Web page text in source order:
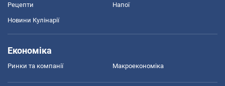
Рецепти Напої
Новини Кулінарії
Економіка
Ринки та компанії Макроекономіка